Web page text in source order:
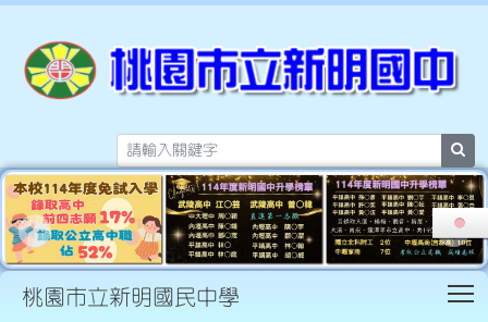
桃園市立新明國民中學